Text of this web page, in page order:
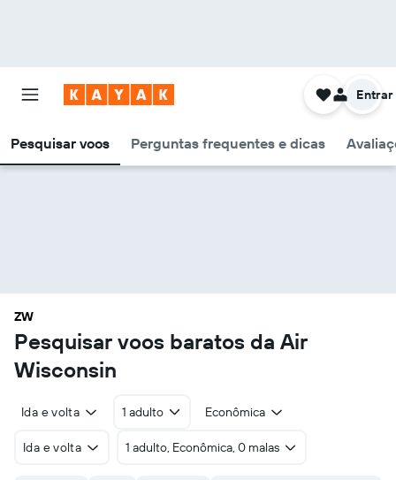
Pesquisar voos Perguntas frequentes e dicas
Entrar
ZW
Pesquisar voos baratos da Air
Wisconsin
Ida e volta 1 adulto Econômica
Ida e volta 1 adulto, Econômica, 0 malas